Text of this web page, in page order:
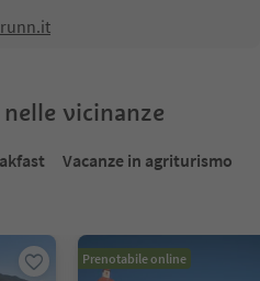
vicinanze
Vacanze in agriturismo
Prenotabile online